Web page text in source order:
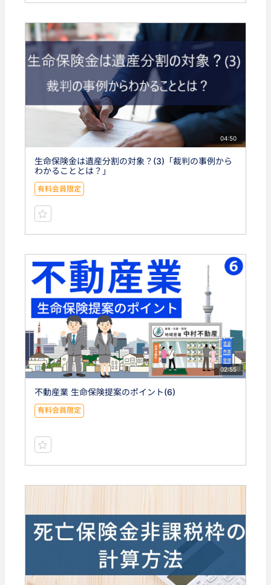
04:50
生命保険金は遺産分割の対象？(3)「裁判の事例から
わかることとは？」
有料会員限定
02:55
不動産業 生命保険提案のポイント(6)
有料会員限定